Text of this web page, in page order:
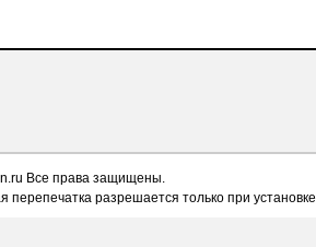
Все права защищены.
перепечатка разрешается только при